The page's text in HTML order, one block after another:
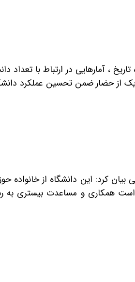
، آمارهایی در ارتباط با تعداد
یک از حضار ضمن تحسین عملکرد
کرد: این دانشگاه از خانواده
همکاری و مساعدت بیستری به